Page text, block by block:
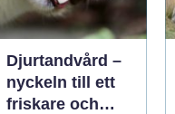
Djurtandvård –
nyckeln till ett
friskare och